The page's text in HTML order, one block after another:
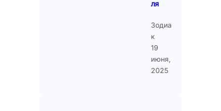
ля
Зодиа
к
19
июня,
2025